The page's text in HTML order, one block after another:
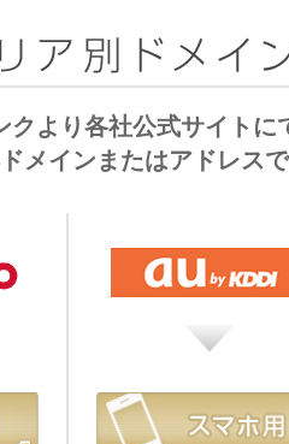
クより各社公式サイトに
メインまたはアドレスで